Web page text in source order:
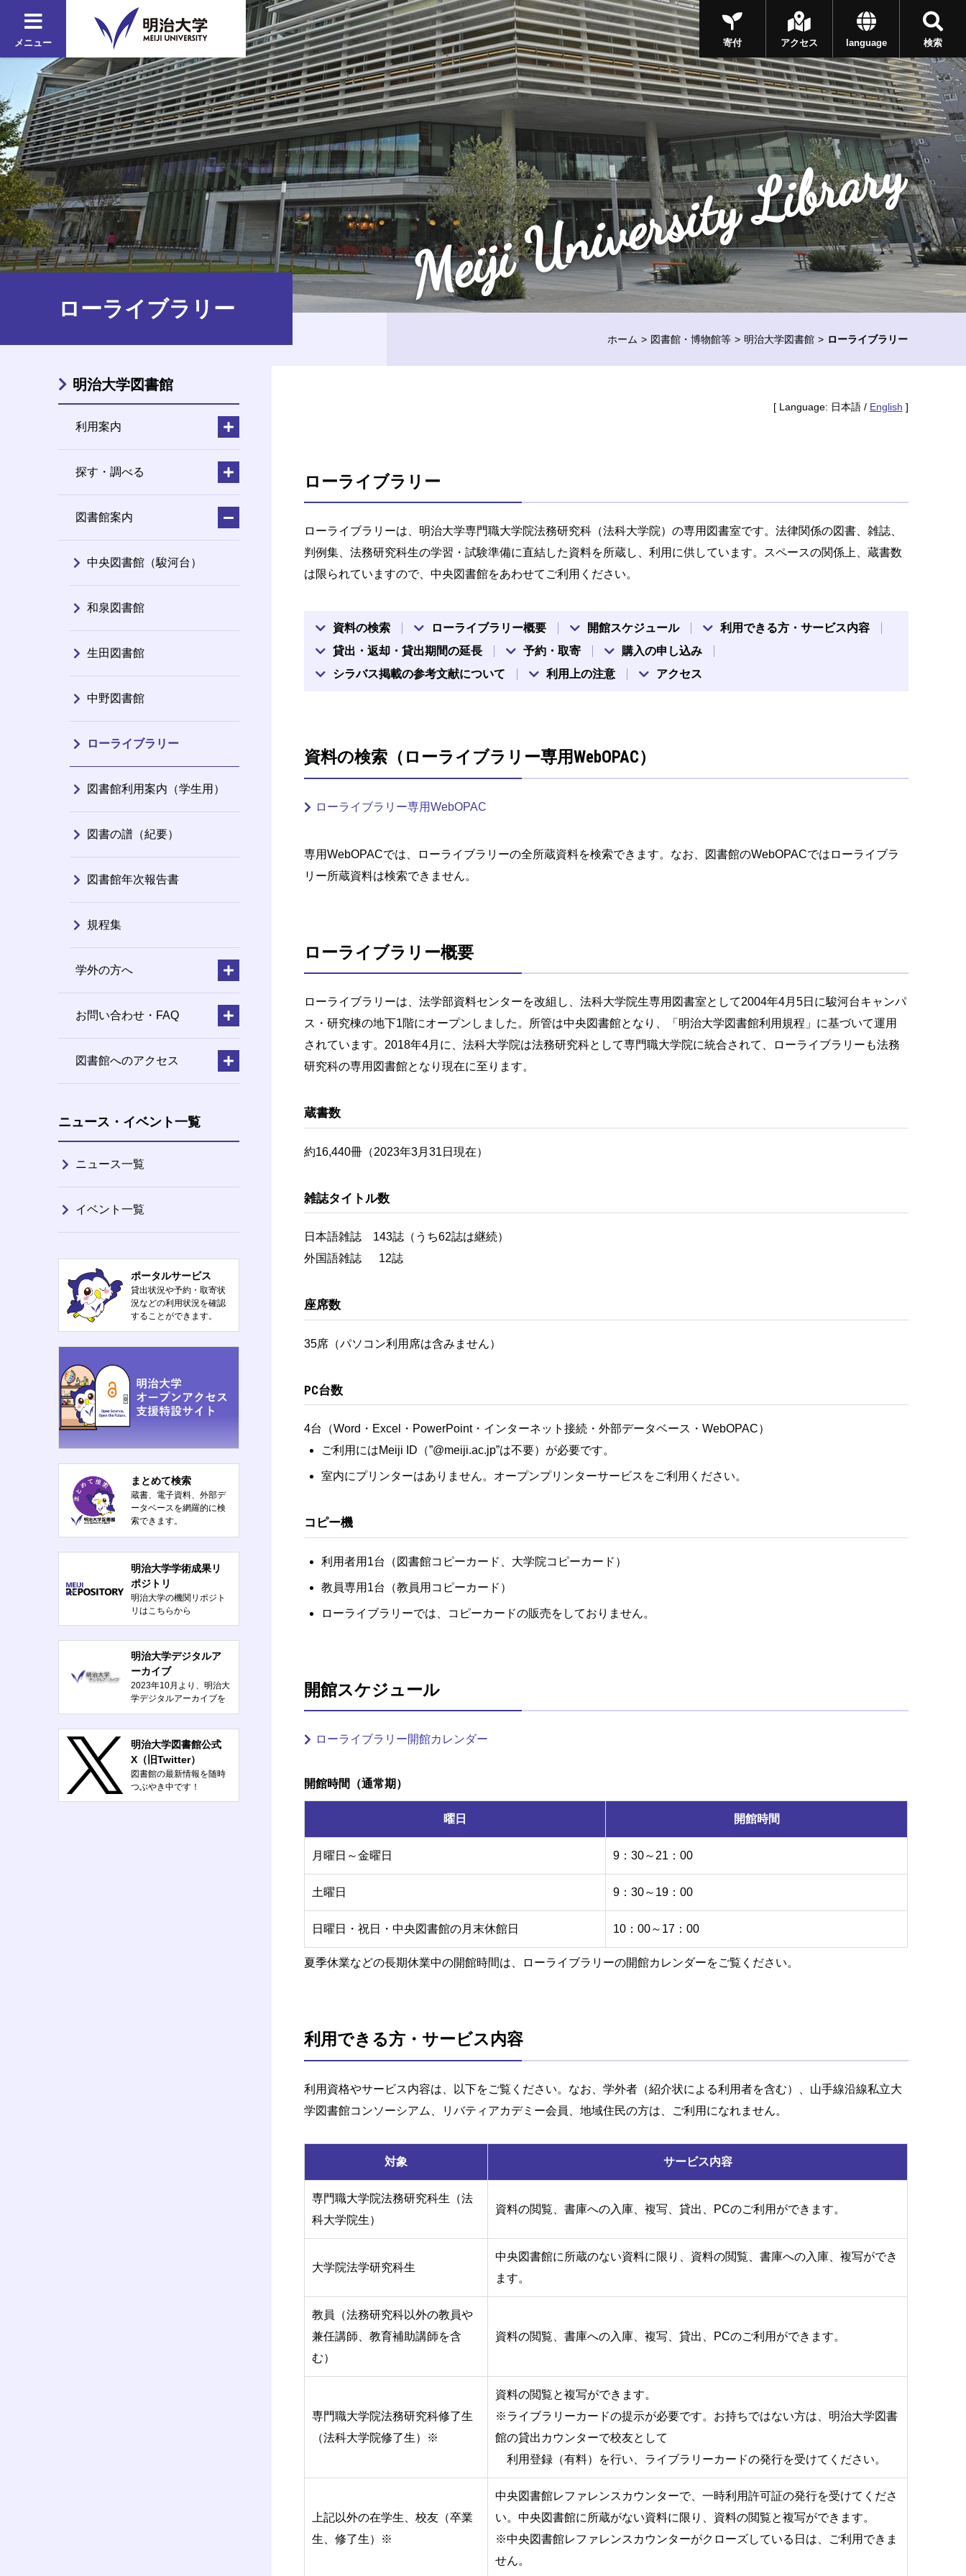
メニュー 検索
language
アクセス
寄付
Meiji University Library
ローライブラリー
ホーム 図書館・博物館等 明治大学図書館 ローライブラリー
[ Language: 日本語 / English ]
ローライブラリー
ローライブラリーは、明治大学専門職大学院法務研究科（法科大学院）の専用図書室です。法律関係の図書、雑誌、
判例集、法務研究科生の学習・試験準備に直結した資料を所蔵し、利用に供しています。スペースの関係上、蔵書数
は限られていますので、中央図書館をあわせてご利用ください。
資料の検索 ローライブラリー概要 開館スケジュール
利用できる方・サービス内容
貸出・返却・貸出期間の延長
予約・取寄
購入の申し込み
シラバス掲載の参考文献について
利用上の注意 アクセス
資料の検索（ローライブラリー専用WebOPAC）
ローライブラリー専用WebOPAC
専用WebOPACでは、ローライブラリーの全所蔵資料を検索できます。なお、図書館のWebOPACではローライブラ
リー所蔵資料は検索できません。
ローライブラリー概要
ローライブラリーは、法学部資料センターを改組し、法科大学院生専用図書室として2004年4月5日に駿河台キャンパ
ス・研究棟の地下1階にオープンしました。所管は中央図書館となり、「明治大学図書館利用規程」に基づいて運用
されています。2018年4月に、法科大学院は法務研究科として専門職大学院に統合されて、ローライブラリーも法務
研究科の専用図書館となり現在に至ります。
蔵書数
約16,440冊（2023年3月31日現在）
雑誌タイトル数
日本語雑誌 143誌（うち62誌は継続）
外国語雑誌 12誌
座席数
35席（パソコン利用席は含みません）
PC台数
4台（Word・Excel・PowerPoint・インターネット接続・外部データベース・WebOPAC）
ご利用にはMeiji ID（”@meiji.ac.jp”は不要）が必要です。
室内にプリンターはありません。オープンプリンターサービスをご利用ください。
コピー機
利用者用1台（図書館コピーカード、大学院コピーカード）
教員専用1台（教員用コピーカード）
ローライブラリーでは、コピーカードの販売をしておりません。
開館スケジュール
ローライブラリー開館カレンダー
開館時間（通常期）
曜日 開館時間
月曜日～金曜日 9：30～21：00
土曜日 9：30～19：00
日曜日・祝日・中央図書館の月末休館日 10：00～17：00
夏季休業などの長期休業中の開館時間は、ローライブラリーの開館カレンダーをご覧ください。
利用できる方・サービス内容
利用資格やサービス内容は、以下をご覧ください。なお、学外者（紹介状による利用者を含む）、山手線沿線私立大
学図書館コンソーシアム、リバティアカデミー会員、地域住民の方は、ご利用になれません。
対象 サービス内容
専門職大学院法務研究科生（法
科大学院生）
資料の閲覧、書庫への入庫、複写、貸出、PCのご利用ができます。
大学院法学研究科生
中央図書館に所蔵のない資料に限り、資料の閲覧、書庫への入庫、複写ができ
ます。
教員（法務研究科以外の教員や
兼任講師、教育補助講師を含
む）
資料の閲覧、書庫への入庫、複写、貸出、PCのご利用ができます。
専門職大学院法務研究科修了生
（法科大学院修了生）※
資料の閲覧と複写ができます。
※ライブラリーカードの提示が必要です。お持ちではない方は、明治大学図書
館の貸出カウンターで校友として
利用登録（有料）を行い、ライブラリーカードの発行を受けてください。
上記以外の在学生、校友（卒業
生、修了生）※
中央図書館レファレンスカウンターで、一時利用許可証の発行を受けてくださ
い。中央図書館に所蔵がない資料に限り、資料の閲覧と複写ができます。
※中央図書館レファレンスカウンターがクローズしている日は、ご利用できま
せん。
明治大学図書館
利用案内
探す・調べる
図書館案内
中央図書館（駿河台）
和泉図書館
生田図書館
中野図書館
ローライブラリー
図書館利用案内（学生用）
図書の譜（紀要）
図書館年次報告書
規程集
学外の方へ
お問い合わせ・FAQ
図書館へのアクセス
ニュース・イベント一覧
ニュース一覧
イベント一覧
ポータルサービス
貸出状況や予約・取寄状
況などの利用状況を確認
することができます。
まとめて検索
蔵書、電子資料、外部デ
ータベースを網羅的に検
索できます。
明治大学学術成果リ
ポジトリ
明治大学の機関リポジト
リはこちらから
明治大学デジタルア
ーカイブ
2023年10月より、明治大
学デジタルアーカイブを
公開しました。
明治大学図書館公式
X（旧Twitter）
図書館の最新情報を随時
つぶやき中です！
@meiji_lib